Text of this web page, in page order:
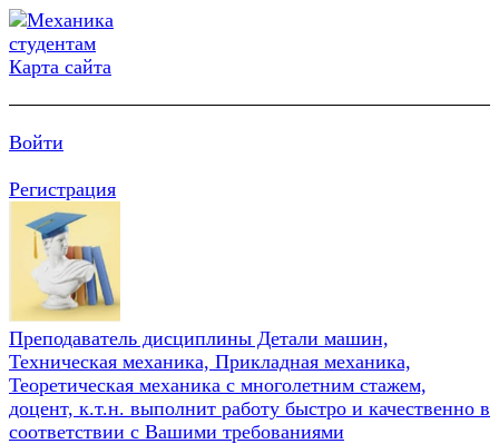
Карта сайта
Войти
Регистрация
Преподаватель дисциплины Детали машин,
Техническая механика, Прикладная механика,
Теоретическая механика с многолетним стажем,
доцент, к.т.н. выполнит работу быстро и качественно в
соответствии с Вашими требованиями